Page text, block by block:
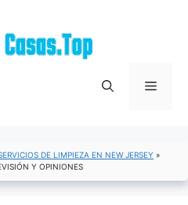
Menú
DE LIMPIEZA EN NEW JERSEY »
Y OPINIONES